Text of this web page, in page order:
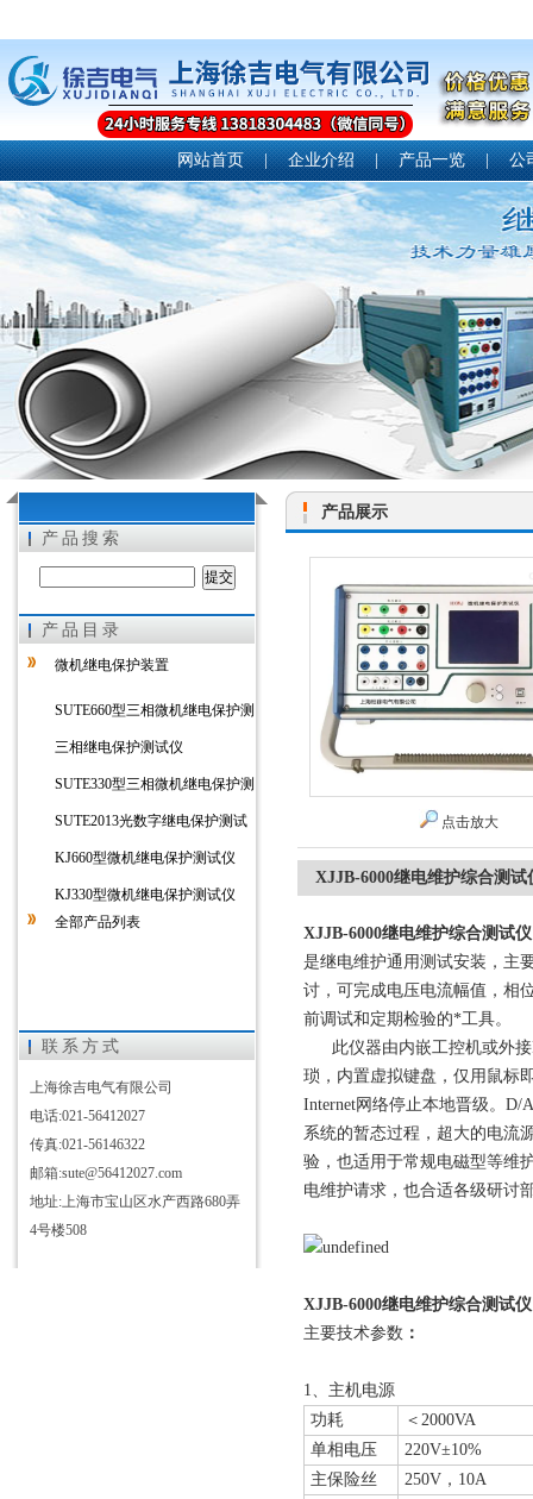
上海徐吉电气有限公司
网站首页 | 企业介绍 | 产品一览 | 公
产品搜索
产品目录
微机继电保护装置
SUTE660型三相微机继电保护测
三相继电保护测试仪
SUTE330型三相微机继电保护测
SUTE2013光数字继电保护测试
KJ660型微机继电保护测试仪
KJ330型微机继电保护测试仪
全部产品列表
联系方式
上海徐吉电气有限公司
电话:021-56412027
传真:021-56146322
邮箱:sute@56412027.com
地址:上海市宝山区水产西路680弄
4号楼508
产品展示
点击放大
XJJB-6000继电维护综合测试
XJJB-6000继电维护综合测试仪
是继电维护通用测试安装，主
讨，可完成电压电流幅值，相
前调试和定期检验的*工具。
此仪器由内嵌工控机或外
琐，内置虚拟键盘，仅用鼠标
Internet网络停止本地晋级。
系统的暂态过程，超大的电流
验，也适用于常规电磁型等维
电维护请求，也合适各级研讨
XJJB-6000继电维护综合测试仪
主要技术参数 ：
1、主机电源
功耗
＜2000VA
单相电压
220V±10%
主保险丝
250V，10A